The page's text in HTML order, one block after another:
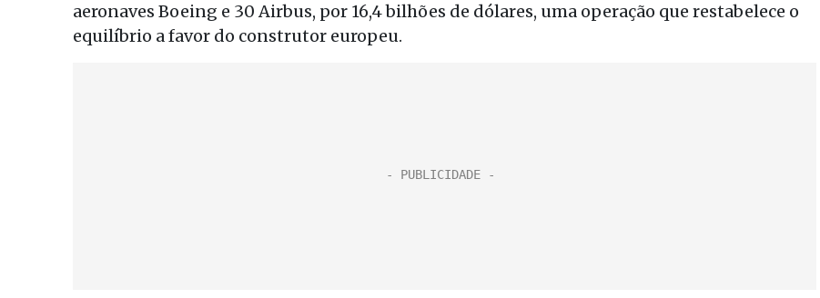
aeronaves Boeing e 30 Airbus, por 16,4 bilhões de dólares, uma operação que restabelece o
equilíbrio a favor do construtor europeu.